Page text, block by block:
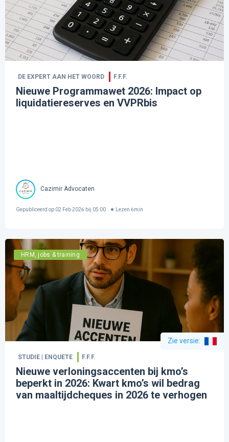
DE EXPERT AAN HET WOORD F.F.F.
Nieuwe Programmawet 2026: Impact op
liquidatiereserves en VVPRbis
Cazimir Advocaten
Gepubliceerd op 02 Feb 2026 bij 05:00 Lezen 6min
HRM, jobs & training
Zie versie:
STUDIE | ENQUETE F.F.F.
Nieuwe verloningsaccenten bij kmo’s
beperkt in 2026: Kwart kmo’s wil bedrag
van maaltijdcheques in 2026 te verhogen